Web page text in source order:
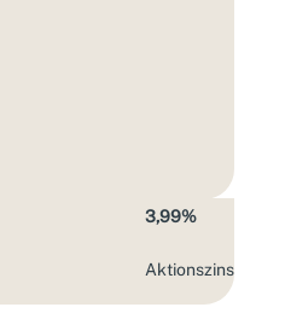
3,99%
Aktions­zins